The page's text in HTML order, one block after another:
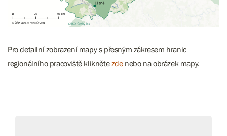
Pro detailní zobrazení mapy s přesným zákresem hranic
regionálního pracoviště kliknětezdenebo na obrázek mapy.